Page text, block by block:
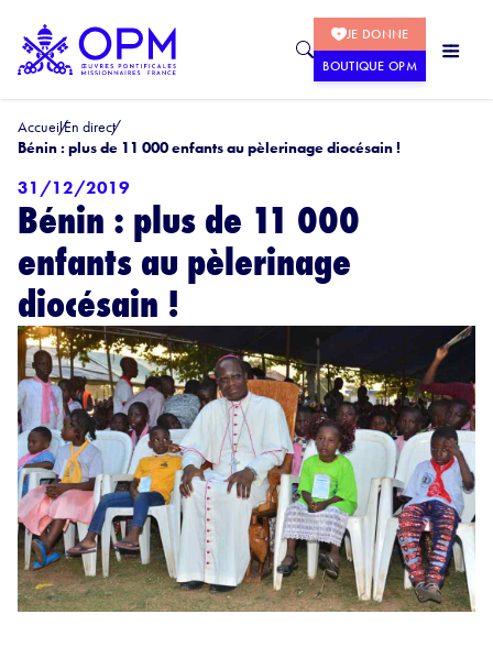
JE DONNE
BOUTIQUE OPM
AccueilEn direct
Bénin : plus de 11 000 enfants au pèlerinage diocésain !
31/12/2019
Bénin : plus de 11 000
enfants au pèlerinage
diocésain !